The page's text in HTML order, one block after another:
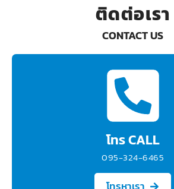
CONTACT US
ติดต่อเรา
095-324-6465
โทร CALL